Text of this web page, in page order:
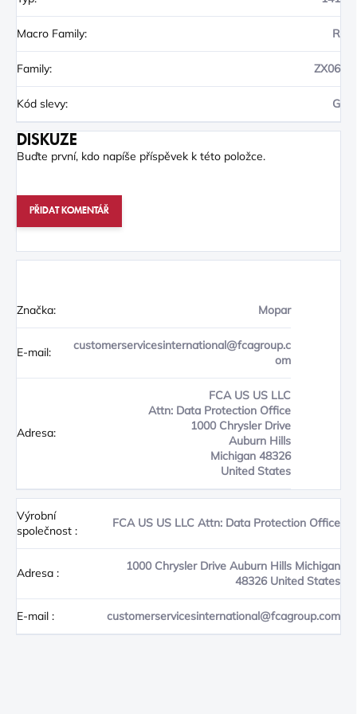
Macro Family: R
Family: ZX06
Kód slevy: G
DISKUZE
Buďte první, kdo napíše příspěvek k této položce.
PŘIDAT KOMENTÁŘ
Značka: Mopar
E-mail:
customerservicesinternational@fcagroup.c
om
Adresa:
FCA US US LLC
Attn: Data Protection Office
1000 Chrysler Drive
Auburn Hills
Michigan 48326
United States
Výrobní
společnost :
FCA US US LLC Attn: Data Protection Office
Adresa :
1000 Chrysler Drive Auburn Hills Michigan
48326 United States
E-mail : customerservicesinternational@fcagroup.com